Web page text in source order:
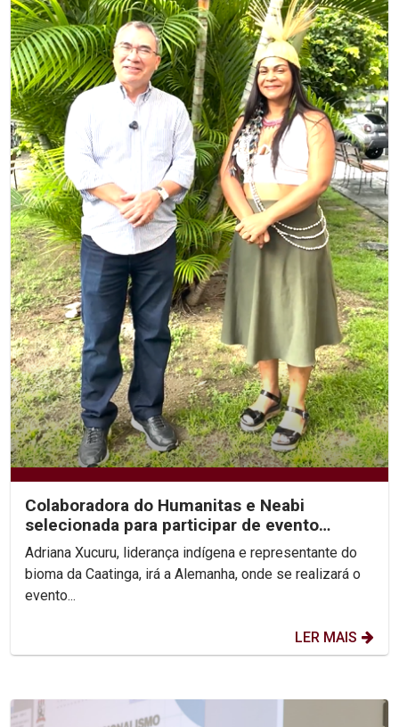
Colaboradora do Humanitas e Neabi
selecionada para participar de evento
internacional...
Adriana Xucuru, liderança indígena e representante do
bioma da Caatinga, irá a Alemanha, onde se realizará o
evento...
LER MAIS